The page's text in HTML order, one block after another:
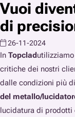
Vuoi
di
26-11-2024
In Topclad
critiche dei nostri
dalle condizioni più
del metallo/
lucidatura di